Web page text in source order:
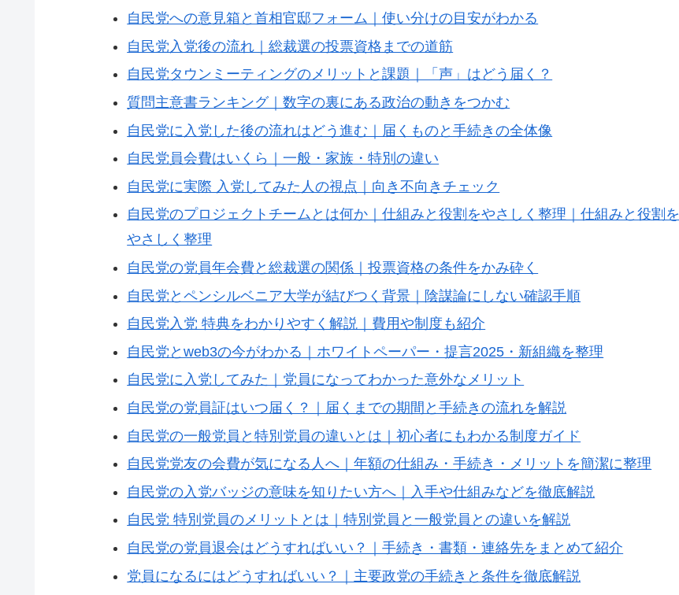
自民党への意見箱と首相官邸フォーム｜使い分けの目安がわかる
自民党入党後の流れ｜総裁選の投票資格までの道筋
自民党タウンミーティングのメリットと課題｜「声」はどう届く？
質問主意書ランキング｜数字の裏にある政治の動きをつかむ
自民党に入党した後の流れはどう進む｜届くものと手続きの全体像
自民党員会費はいくら｜一般・家族・特別の違い
自民党に実際 入党してみた人の視点｜向き不向きチェック
自民党のプロジェクトチームとは何か｜仕組みと役割をやさしく整理｜仕組みと役割を
やさしく整理
自民党の党員年会費と総裁選の関係｜投票資格の条件をかみ砕く
自民党とペンシルベニア大学が結びつく背景｜陰謀論にしない確認手順
自民党入党 特典をわかりやすく解説｜費用や制度も紹介
自民党とweb3の今がわかる｜ホワイトペーパー・提言2025・新組織を整理
自民党に入党してみた｜党員になってわかった意外なメリット
自民党の党員証はいつ届く？｜届くまでの期間と手続きの流れを解説
自民党の一般党員と特別党員の違いとは｜初心者にもわかる制度ガイド
自民党党友の会費が気になる人へ｜年額の仕組み・手続き・メリットを簡潔に整理
自民党の入党バッジの意味を知りたい方へ｜入手や仕組みなどを徹底解説
自民党 特別党員のメリットとは｜特別党員と一般党員との違いを解説
自民党の党員退会はどうすればいい？｜手続き・書類・連絡先をまとめて紹介
党員になるにはどうすればいい？｜主要政党の手続きと条件を徹底解説